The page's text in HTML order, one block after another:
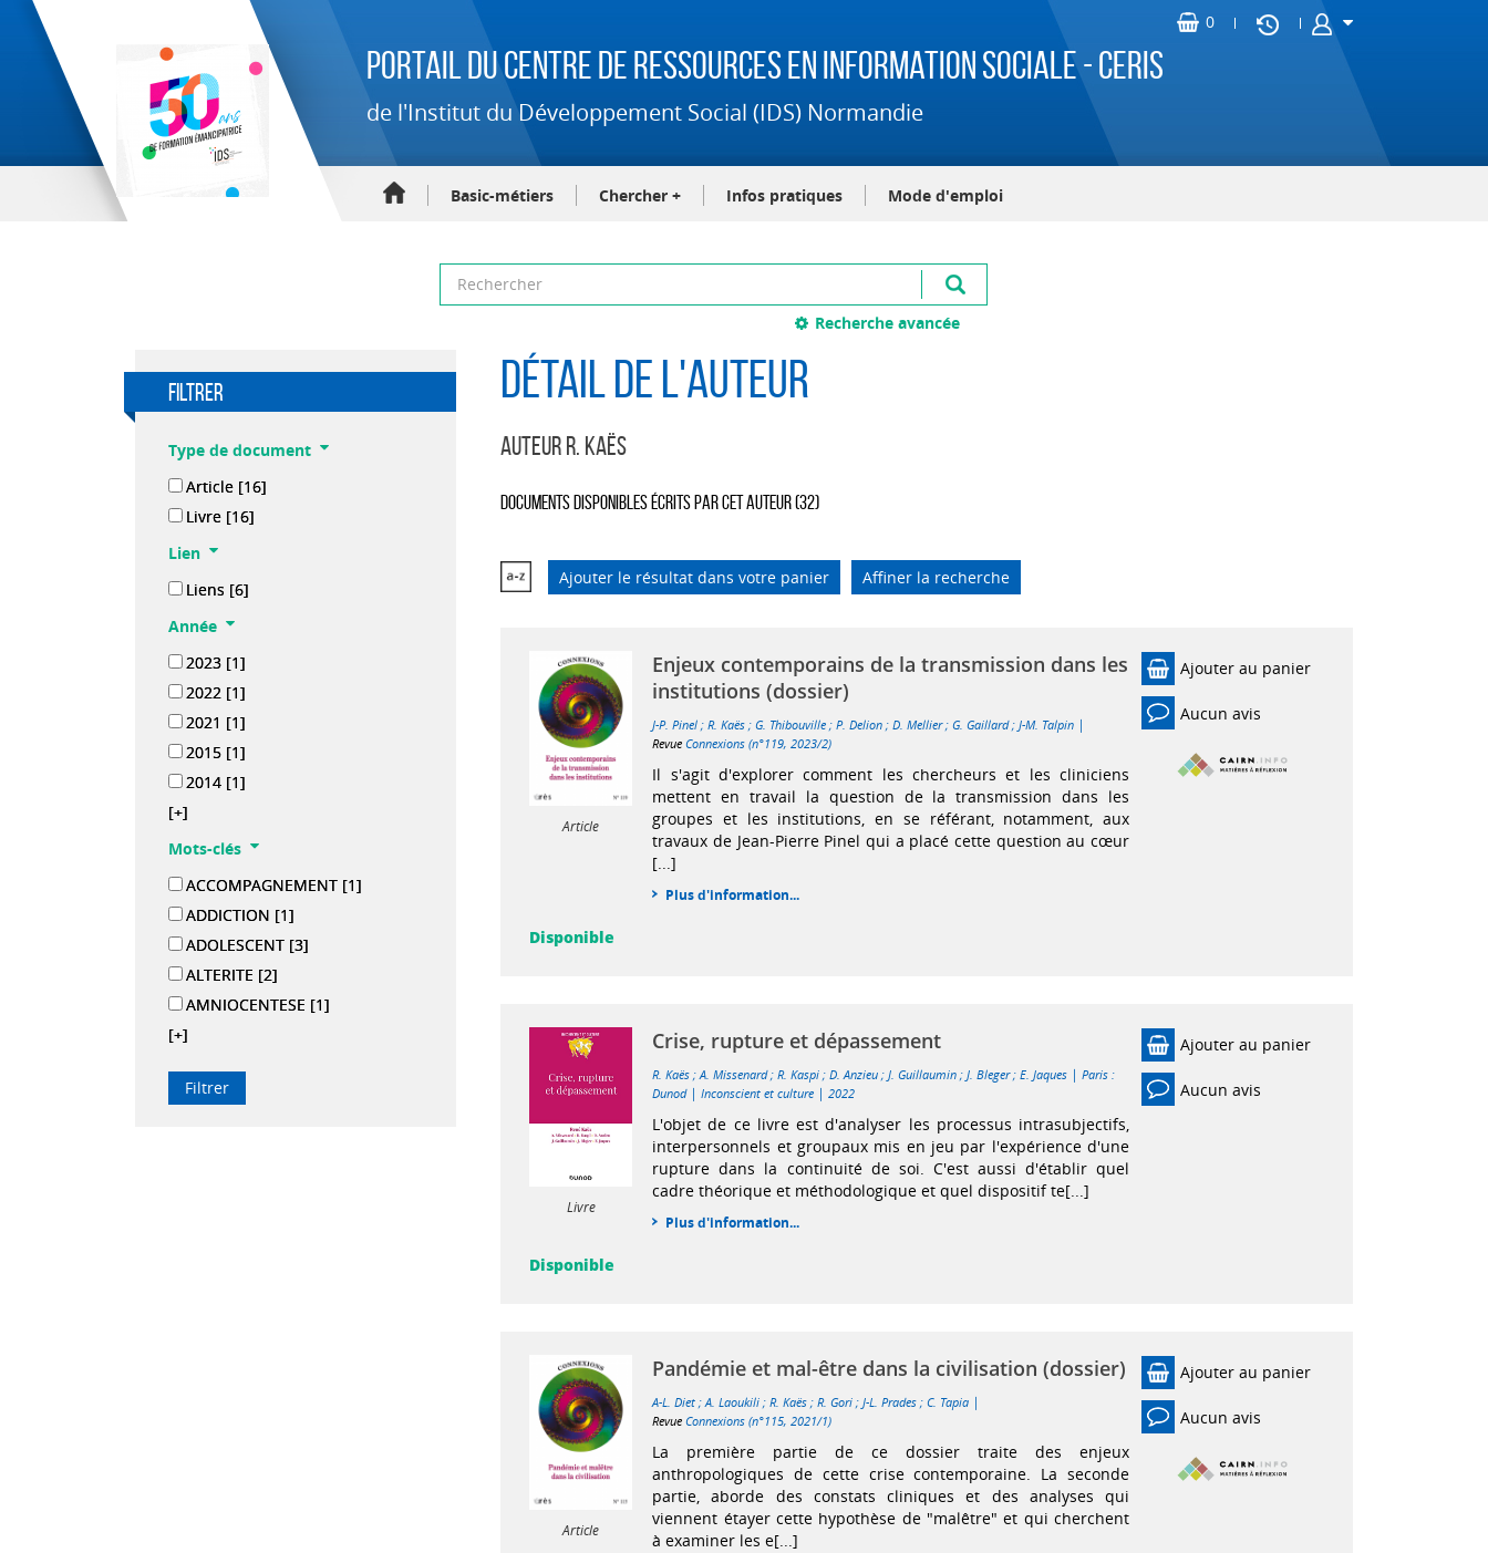
Portail du Centre de Ressources en Information Sociale - CERIS
de l'Institut du Développement Social (IDS) Normandie
Basic-métiers Chercher + Infos pratiques Mode d'emploi
Recherche avancée
filtrer
Type de document
Article [16]
Livre [16]
Lien
Liens [6]
Année
2023 [1]
2022 [1]
2021 [1]
2015 [1]
2014 [1]
[+]
Mots-clés
ACCOMPAGNEMENT [1]
ADDICTION [1]
ADOLESCENT [3]
ALTERITE [2]
AMNIOCENTESE [1]
[+]
Détail de l'auteur
Auteur R. Kaës
Documents disponibles écrits par cet auteur (32)
Ajouter le résultat dans votre panier Affiner la recherche
Article
Enjeux contemporains de la transmission dans les
institutions (dossier)
J-P. Pinel ;R. Kaës ;G. Thibouville ;P. Delion ;D. Mellier;G. Gaillard;J-M. Talpin |
RevueConnexions (n°119, 2023/2)
Il s'agit d'explorer comment les chercheurs et les cliniciens
mettent en travail la question de la transmission dans les
groupes et les institutions, en se référant, notamment, aux
travaux de Jean-Pierre Pinel qui a placé cette question au cœur
[...]
Plus d'information...
Ajouter au panier
Aucun avis
Disponible
Livre
Crise, rupture et dépassement
R. Kaës ;A. Missenard;R. Kaspi ;D. Anzieu ;J. Guillaumin ;J. Bleger;E. Jaques |Paris :
Dunod|Inconscient et culture |2022
L'objet de ce livre est d'analyser les processus intrasubjectifs,
interpersonnels et groupaux mis en jeu par l'expérience d'une
rupture dans la continuité de soi. C'est aussi d'établir quel
cadre théorique et méthodologique et quel dispositif te[...]
Plus d'information...
Ajouter au panier
Aucun avis
Disponible
Article
Pandémie et mal-être dans la civilisation (dossier)
A-L. Diet ;A. Laoukili ;R. Kaës ;R. Gori ;J-L. Prades ;C. Tapia |
RevueConnexions (n°115, 2021/1)
La première partie de ce dossier traite des enjeux
anthropologiques de cette crise contemporaine. La seconde
partie, aborde des constats cliniques et des analyses qui
viennent étayer cette hypothèse de "malêtre" et qui cherchent
à examiner les e[...]
Ajouter au panier
Aucun avis